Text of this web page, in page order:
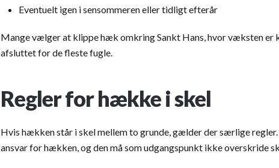
Eventuelt igen i sensommeren eller tidligt efterår
Mange vælger at klippe hæk omkring Sankt Hans, hvor væksten er
afsluttet for de fleste fugle.
Regler for hække i skel
Hvis hækken står i skel mellem to grunde, gælder der særlige
ansvar for hækken, og den må som udgangspunkt ikke overskride